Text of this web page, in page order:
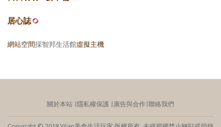
居心誌
網站空間採智邦生活館虛擬主機
關於本站 ∣隱私權保護 ∣廣告與合作∣聯絡我們